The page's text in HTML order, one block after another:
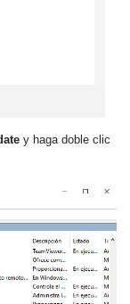
y haga doble clic